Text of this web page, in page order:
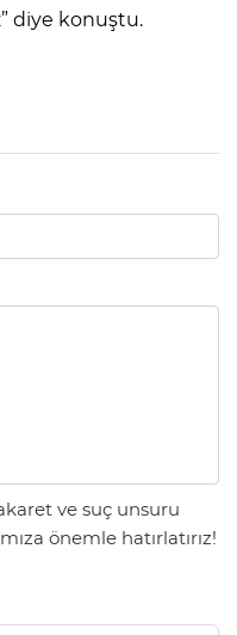
diye konuştu.
ve suç unsuru
önemle hatırlatırız!